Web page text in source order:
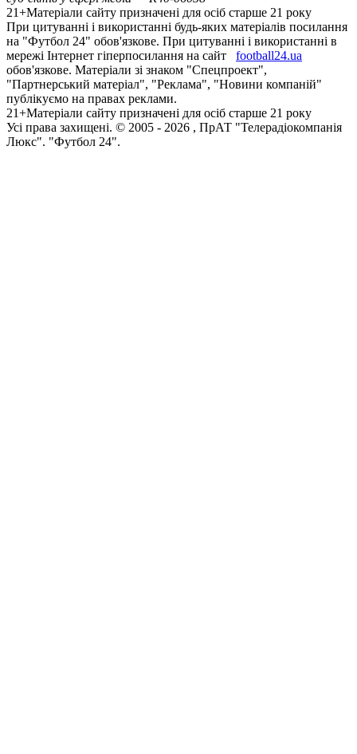
21+Матеріали сайту призначені для осіб старше 21 року
При цитуванні і використанні будь-яких матеріалів посилання
на "Футбол 24" обов'язкове. При цитуванні і використанні в
мережі Інтернет гіперпосилання на сайт
football24.ua
обов'язкове. Матеріали зі знаком "Спецпроект",
"Партнерський матеріал", "Реклама", "Новини компаній"
публікуємо на правах реклами.
21+Матеріали сайту призначені для осіб старше 21 року
Усi права захищенi. © 2005 - 2026 , ПрАТ "Телерадіокомпанія
Люкс". "Футбол 24".